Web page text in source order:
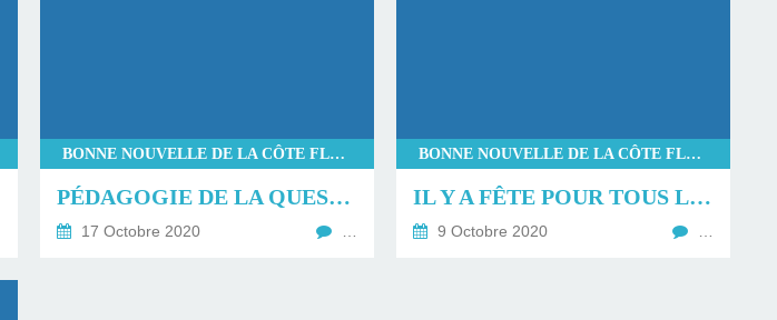
BONNE NOUVELLE DE LA CÔTE FLEURIE
PÉDAGOGIE DE LA QUESTION PIÈGE.
17 Octobre 2020
BONNE NOUVELLE DE LA CÔTE FLEURIE
IL Y A FÊTE POUR TOUS LES INVITÉS.
9 Octobre 2020